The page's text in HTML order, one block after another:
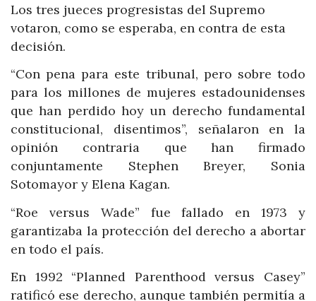
Los tres jueces progresistas del Supremo
votaron, como se esperaba, en contra de esta
decisión.
“Con pena para este tribunal, pero sobre todo
para los millones de mujeres estadounidenses
que han perdido hoy un derecho fundamental
constitucional, disentimos”, señalaron en la
opinión contraria que han firmado
conjuntamente Stephen Breyer, Sonia
Sotomayor y Elena Kagan.
“Roe versus Wade” fue fallado en 1973 y
garantizaba la protección del derecho a abortar
en todo el país.
En 1992 “Planned Parenthood versus Casey”
ratificó ese derecho, aunque también permitía a